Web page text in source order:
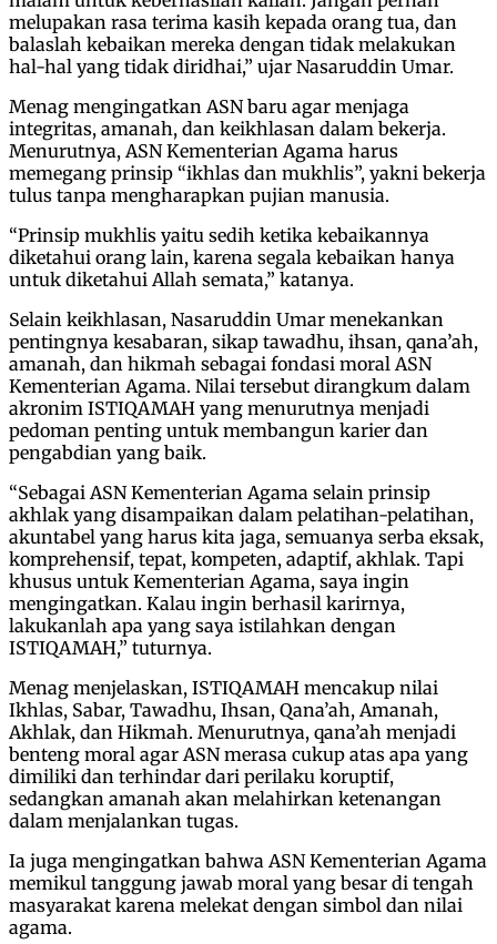
melupakan rasa terima kasih kepada orang tua, dan
balaslah kebaikan mereka dengan tidak melakukan
hal-hal yang tidak diridhai,” ujar Nasaruddin Umar.
Menag mengingatkan ASN baru agar menjaga
integritas, amanah, dan keikhlasan dalam bekerja.
Menurutnya, ASN Kementerian Agama harus
memegang prinsip “ikhlas dan mukhlis”, yakni bekerja
tulus tanpa mengharapkan pujian manusia.
“Prinsip mukhlis yaitu sedih ketika kebaikannya
diketahui orang lain, karena segala kebaikan hanya
untuk diketahui Allah semata,” katanya.
Selain keikhlasan, Nasaruddin Umar menekankan
pentingnya kesabaran, sikap tawadhu, ihsan, qana’ah,
amanah, dan hikmah sebagai fondasi moral ASN
Kementerian Agama. Nilai tersebut dirangkum dalam
akronim ISTIQAMAH yang menurutnya menjadi
pedoman penting untuk membangun karier dan
pengabdian yang baik.
“Sebagai ASN Kementerian Agama selain prinsip
akhlak yang disampaikan dalam pelatihan-pelatihan,
akuntabel yang harus kita jaga, semuanya serba eksak,
komprehensif, tepat, kompeten, adaptif, akhlak. Tapi
khusus untuk Kementerian Agama, saya ingin
mengingatkan. Kalau ingin berhasil karirnya,
lakukanlah apa yang saya istilahkan dengan
ISTIQAMAH,” tuturnya.
Menag menjelaskan, ISTIQAMAH mencakup nilai
Ikhlas, Sabar, Tawadhu, Ihsan, Qana’ah, Amanah,
Akhlak, dan Hikmah. Menurutnya, qana’ah menjadi
benteng moral agar ASN merasa cukup atas apa yang
dimiliki dan terhindar dari perilaku koruptif,
sedangkan amanah akan melahirkan ketenangan
dalam menjalankan tugas.
Ia juga mengingatkan bahwa ASN Kementerian Agama
memikul tanggung jawab moral yang besar di tengah
masyarakat karena melekat dengan simbol dan nilai
agama.